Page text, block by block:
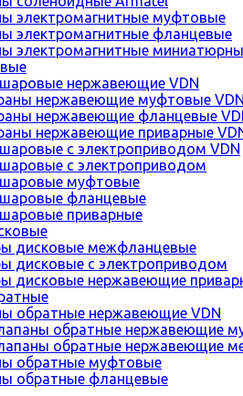
электромагнитные муфтовые
электромагнитные фланцевые
электромагнитные
нержавеющие VDN
нержавеющие муфтовые VDN
нержавеющие фланцевые
нержавеющие приварные
с электроприводом VDN
с электроприводом
муфтовые
фланцевые
приварные
дисковые межфланцевые
дисковые с электроприводом
дисковые нержавеющие
обратные нержавеющие VDN
обратные нержавеющие
обратные нержавеющие
обратные муфтовые
обратные фланцевые